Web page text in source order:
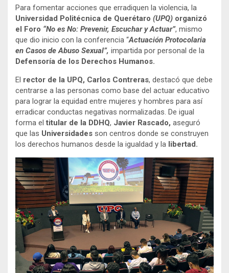
Para fomentar acciones que erradiquen la violencia, la
Universidad Politécnica de Querétaro (UPQ) organizó
el Foro “No es No: Prevenir, Escuchar y Actuar”, mismo
que dio inicio con la conferencia “Actuación Protocolaria
en Casos de Abuso Sexual”, impartida por personal de la
Defensoría de los Derechos Humanos.
El rector de la UPQ, Carlos Contreras, destacó que debe
centrarse a las personas como base del actuar educativo
para lograr la equidad entre mujeres y hombres para así
erradicar conductas negativas normalizadas. De igual
forma el titular de la DDHQ, Javier Rascado, aseguró
que las Universidades son centros donde se construyen
los derechos humanos desde la igualdad y la libertad.